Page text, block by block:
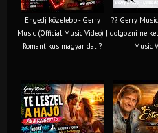
Engedj közelebb - Gerry
Music (Official Music Video) |
Romantikus magyar dal ?
?? Gerry
dolgozni ne
Music